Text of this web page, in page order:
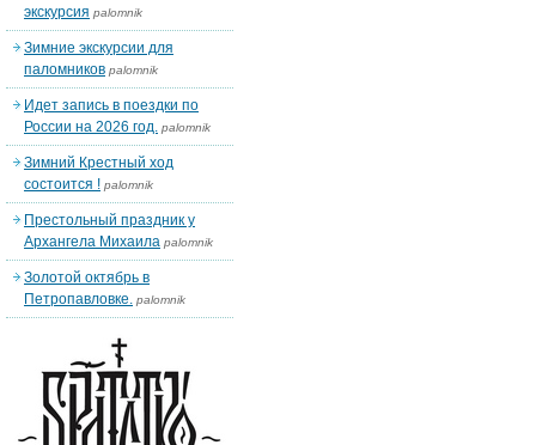
экскурсия palomnik
Зимние экскурсии для
паломников palomnik
Идет запись в поездки по
России на 2026 год. palomnik
Зимний Крестный ход
состоится ! palomnik
Престольный праздник у
Архангела Михаила palomnik
Золотой октябрь в
Петропавловке. palomnik